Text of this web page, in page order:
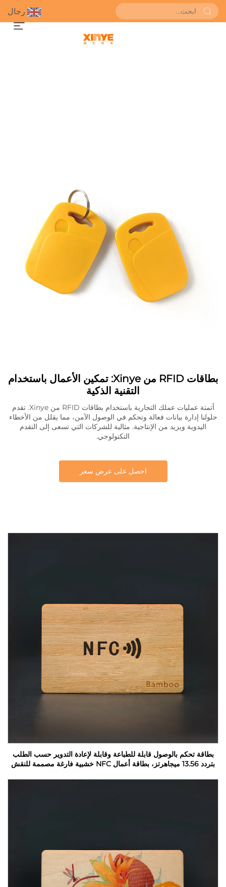
رجال
بطاقات RFID من Xinye: تمكين الأعمال باستخدام
التقنية الذكية
أتمتة عمليات عملك التجارية باستخدام بطاقات RFID من Xinye. تقدم
حلولنا إدارة بيانات فعالة وتحكم في الوصول الآمن، مما يقلل من الأخطاء
اليدوية ويزيد من الإنتاجية. مثالية للشركات التي تسعى إلى التقدم
التكنولوجي.
احصل على عرض سعر
بطاقة تحكم بالوصول قابلة للطباعة وقابلة لإعادة التدوير حسب الطلب
بتردد 13.56 ميجاهرتز، بطاقة أعمال NFC خشبية فارغة مصممة للنقش